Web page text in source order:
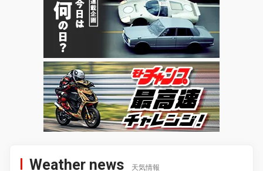
Weather news 天気情報